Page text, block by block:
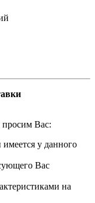
просим Вас:
у данного
Вас
на